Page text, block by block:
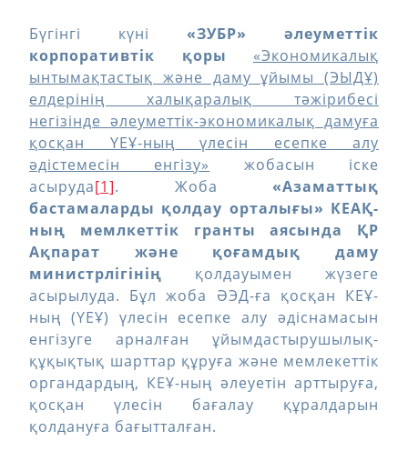
Бүгінгі күні «ЗУБР» әлеуметтік
корпоративтік қоры
«Экономикалық
ынтымақтастық және даму ұйымы (ЭЫДҰ)
елдерінің халықаралық тәжірибесі
негізінде әлеуметтік-экономикалық дамуға
қосқан ҮЕҰ-ның үлесін есепке алу
әдістемесін енгізу»
жобасын іске
асыруда[1]. Жоба «Азаматтық
бастамаларды қолдау орталығы» КЕАҚ-
ның мемлкеттік гранты аясында ҚР
Ақпарат және қоғамдық даму
министрлігінің қолдауымен жүзеге
асырылуда. Бұл жоба ӘЭД-ға қосқан КЕҰ-
ның (ҮЕҰ) үлесін есепке алу әдіснамасын
енгізуге арналған ұйымдастырушылық-
құқықтық шарттар құруға және мемлекеттік
органдардың, КЕҰ-ның әлеуетін арттыруға,
қосқан үлесін бағалау құралдарын
қолдануға бағытталған.